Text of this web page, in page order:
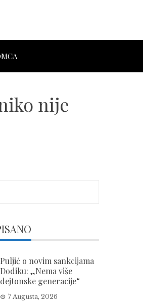
nije
Puljić o novim sankcijama
Dodiku: „Nema više
dejtonske generacije“
7 Augusta, 2026